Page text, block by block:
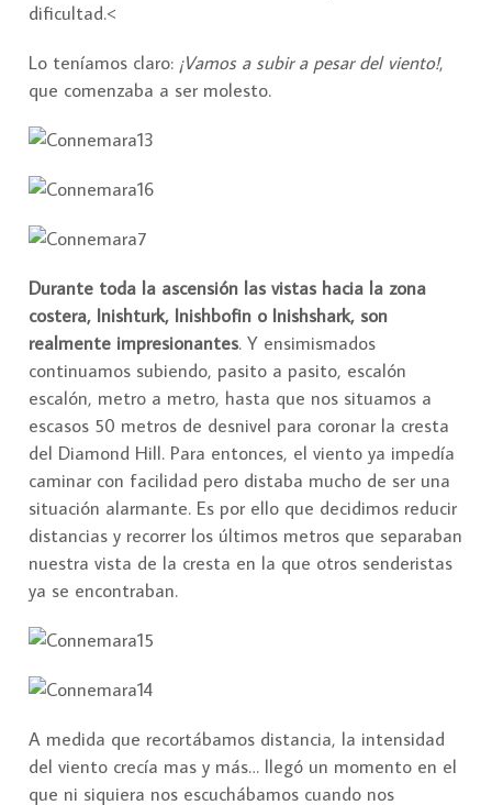
dificultad.<
Lo teníamos claro: ¡Vamos a subir a pesar del viento!,
que comenzaba a ser molesto.
Durante toda la ascensión las vistas hacia la zona
costera, Inishturk, Inishbofin o Inishshark, son
realmente impresionantes. Y ensimismados
continuamos subiendo, pasito a pasito, escalón
escalón, metro a metro, hasta que nos situamos a
escasos 50 metros de desnivel para coronar la cresta
del Diamond Hill. Para entonces, el viento ya impedía
caminar con facilidad pero distaba mucho de ser una
situación alarmante. Es por ello que decidimos reducir
distancias y recorrer los últimos metros que separaban
nuestra vista de la cresta en la que otros senderistas
ya se encontraban.
A medida que recortábamos distancia, la intensidad
del viento crecía mas y más… llegó un momento en el
que ni siquiera nos escuchábamos cuando nos